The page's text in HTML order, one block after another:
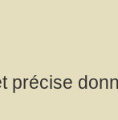
précise